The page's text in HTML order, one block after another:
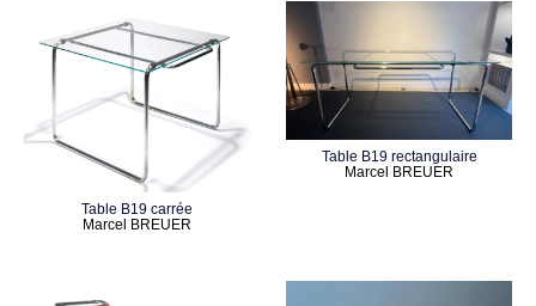
Table B19 carrée
Marcel BREUER
Table B19 rectangulaire
Marcel BREUER